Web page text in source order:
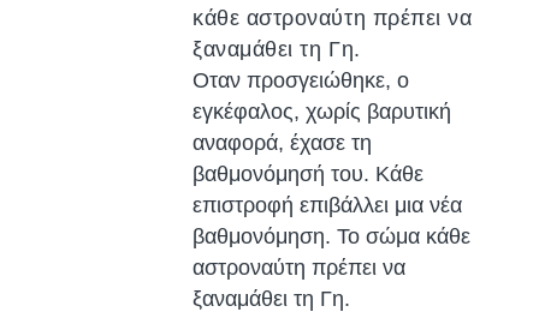
κάθε αστροναύτη πρέπει να
ξαναμάθει τη Γη.
Οταν προσγειώθηκε, ο
εγκέφαλος, χωρίς βαρυτική
αναφορά, έχασε τη
βαθμονόμησή του. Κάθε
επιστροφή επιβάλλει μια νέα
βαθμονόμηση. Το σώμα κάθε
αστροναύτη πρέπει να
ξαναμάθει τη Γη.